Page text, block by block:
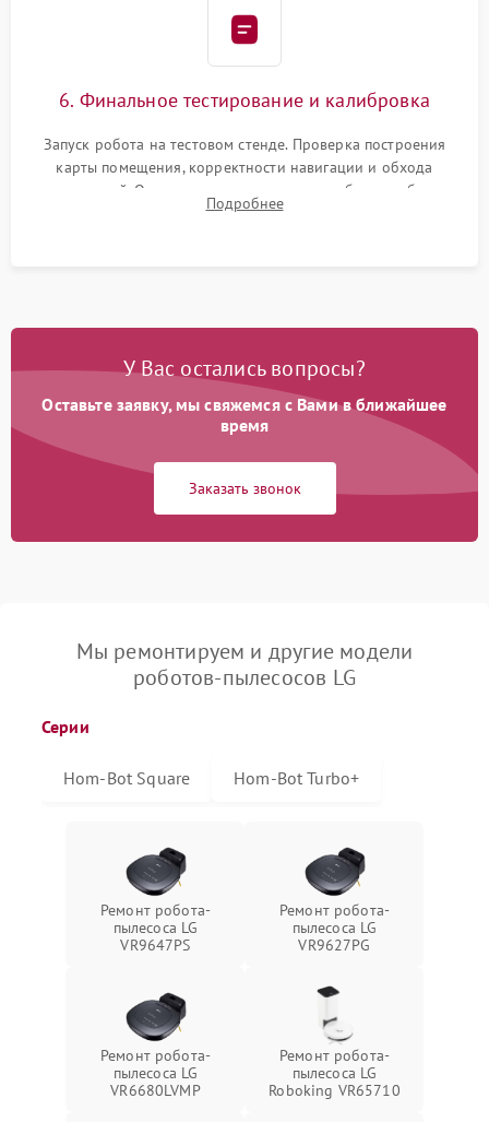
6. Финальное тестирование и калибровка
Запуск робота на тестовом стенде. Проверка построения
карты помещения, корректности навигации и обхода
препятствий. Оценка силы всасывания и работы турбины.
Тестирование автоматического возврата на док-станцию и
Подробнее
У Вас остались вопросы?
Оставьте заявку, мы свяжемся с Вами в ближайшее
время
Заказать звонок
Мы ремонтируем и другие модели
роботов-пылесосов LG
Серии
Hom-Bot Square Hom-Bot Turbo+
Ремонт робота-
пылесоса LG
VR9647PS
Ремонт робота-
пылесоса LG
VR9627PG
Ремонт робота-
пылесоса LG
VR6680LVMP
Ремонт робота-
пылесоса LG
Roboking VR65710